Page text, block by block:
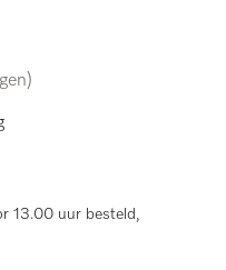
13.00 uur besteld,